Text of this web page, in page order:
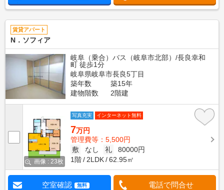
賃貸アパート
N．ソフィア
岐阜（乗合）バス（岐阜市北部）/長良幸和
町 徒歩1分
岐阜県岐阜市長良5丁目
築年数
築15年
建物階数
2階建
画像 : 23枚
写真充実 インターネット無料
7万円
管理費等：5,500円
敷
なし 礼
80000円
1階
2LDK 62.95㎡
空室確認 無料 電話で問合せ